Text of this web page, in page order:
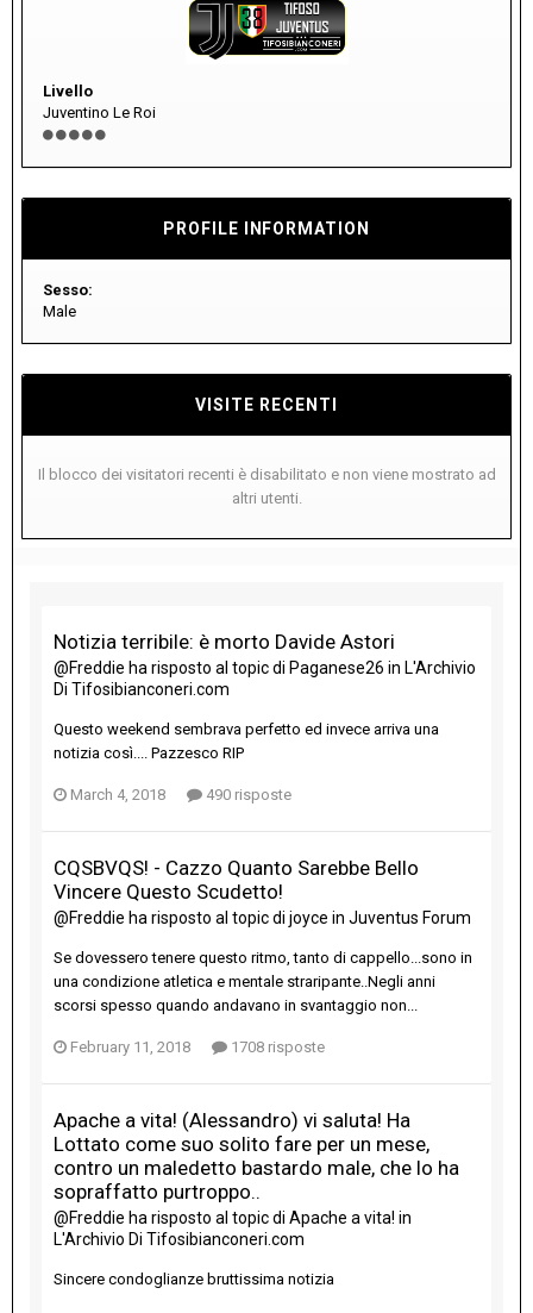
Livello
Juventino Le Roi
PROFILE INFORMATION
Sesso:
Male
VISITE RECENTI
Il blocco dei visitatori recenti è disabilitato e non viene mostrato ad
altri utenti.
Notizia terribile: è morto Davide Astori
@Freddie ha risposto al topic di Paganese26 in L'Archivio
Di Tifosibianconeri.com
Questo weekend sembrava perfetto ed invece arriva una
notizia così.... Pazzesco RIP
March 4, 2018 490 risposte
CQSBVQS! - Cazzo Quanto Sarebbe Bello
Vincere Questo Scudetto!
@Freddie ha risposto al topic di joyce in Juventus Forum
Se dovessero tenere questo ritmo, tanto di cappello...sono in
una condizione atletica e mentale straripante..Negli anni
scorsi spesso quando andavano in svantaggio non...
February 11, 2018 1708 risposte
Apache a vita! (Alessandro) vi saluta! Ha
Lottato come suo solito fare per un mese,
contro un maledetto bastardo male, che lo ha
sopraffatto purtroppo..
@Freddie ha risposto al topic di Apache a vita! in
L'Archivio Di Tifosibianconeri.com
Sincere condoglianze bruttissima notizia